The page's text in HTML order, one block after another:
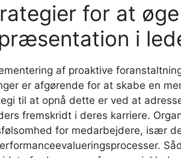
for at
i
af proaktive
er afgørende for at skabe en
til at opnå dette er ved at
fremskridt i deres karriere.
for medarbejdere, især